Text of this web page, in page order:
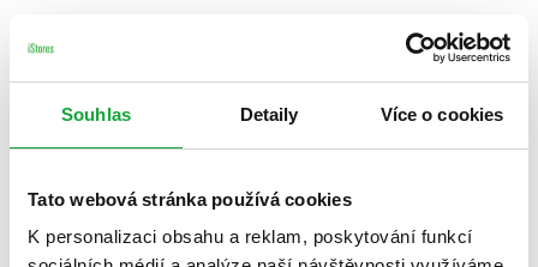
Souhlas Detaily Více o cookies
Tato webová stránka používá cookies
K personalizaci obsahu a reklam, poskytování funkcí